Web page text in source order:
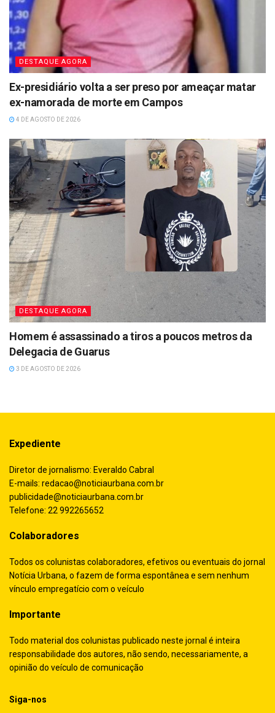
DESTAQUE AGORA
Ex-presidiário volta a ser preso por ameaçar matar
ex-namorada de morte em Campos
4 DE AGOSTO DE 2026
DESTAQUE AGORA
Homem é assassinado a tiros a poucos metros da
Delegacia de Guarus
3 DE AGOSTO DE 2026
Expediente
Diretor de jornalismo: Everaldo Cabral
E-mails: redacao@noticiaurbana.com.br
publicidade@noticiaurbana.com.br
Telefone: 22 992265652
Colaboradores
Todos os colunistas colaboradores, efetivos ou eventuais do jornal
Notícia Urbana, o fazem de forma espontânea e sem nenhum
vínculo empregatício com o veículo
Importante
Todo material dos colunistas publicado neste jornal é inteira
responsabilidade dos autores, não sendo, necessariamente, a
opinião do veículo de comunicação
Siga-nos